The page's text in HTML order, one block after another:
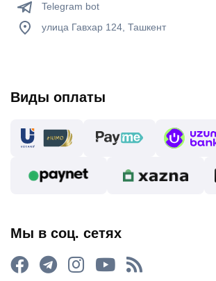
Telegram bot
улица Гавхар 124, Ташкент
Виды оплаты
Мы в соц. сетях